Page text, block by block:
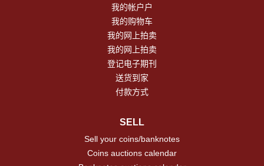
我的帐户户
我的购物车
我的网上拍卖
我的网上拍卖
登记电子期刊
送货到家
付款方式
SELL
Sell your coins/banknotes
Coins auctions calendar